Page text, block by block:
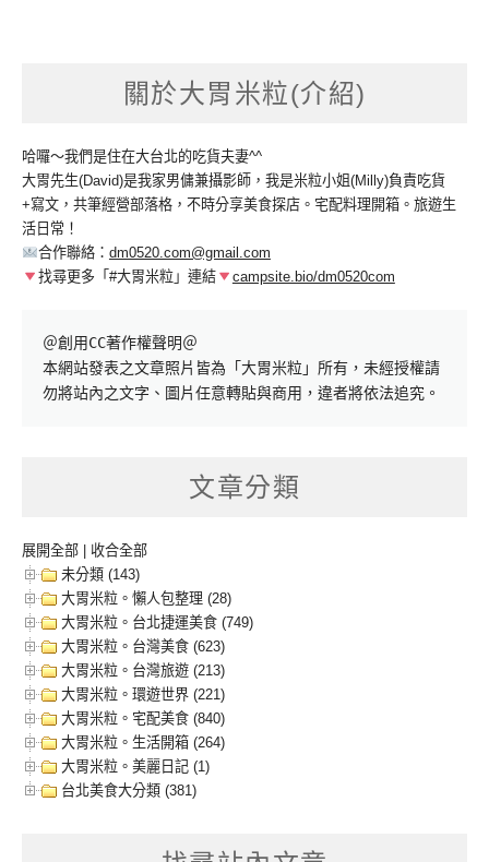
關於大胃米粒(介紹)
哈囉～我們是住在大台北的吃貨夫妻^^
大胃先生(David)是我家男傭兼攝影師，我是米粒小姐(Milly)負責吃貨
+寫文，共筆經營部落格，不時分享美食探店。宅配料理開箱。旅遊生
活日常！
合作聯絡： dm0520.com@gmail.com
找尋更多「#大胃米粒」連結
campsite.bio/dm0520com
＠創用CC著作權聲明＠
本網站發表之文章照片皆為「大胃米粒」所有，未經授權請
勿將站內之文字、圖片任意轉貼與商用，違者將依法追究。
文章分類
展開全部
收合全部
未分類 (143)
大胃米粒。懶人包整理 (28)
大胃米粒。台北捷運美食 (749)
大胃米粒。台灣美食 (623)
大胃米粒。台灣旅遊 (213)
大胃米粒。環遊世界 (221)
大胃米粒。宅配美食 (840)
大胃米粒。生活開箱 (264)
大胃米粒。美麗日記 (1)
台北美食大分類 (381)